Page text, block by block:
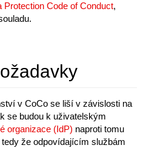
Protection Code of Conduct,
v CoCo se liší v závislosti na
se budou k uživatelským
organizace (IdP) naproti tomu
že odpovídajícím službám